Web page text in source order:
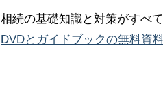
相続の基礎知識と対策がすべ
DVDとガイドブックの無料資